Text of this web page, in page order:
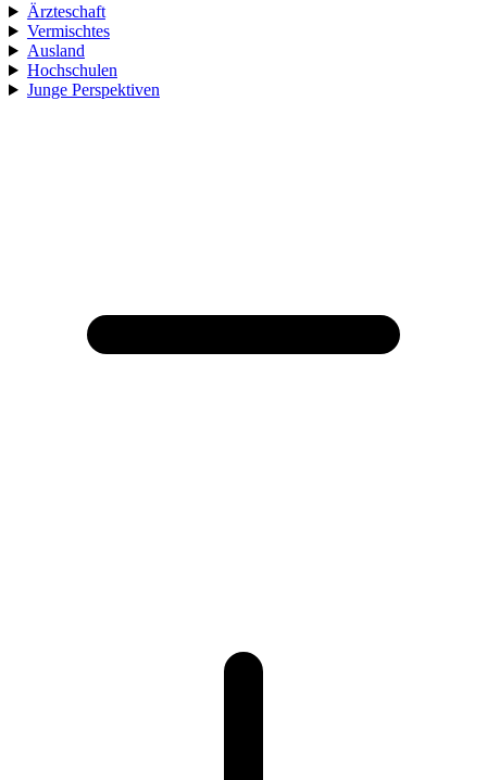
Ärzteschaft
Vermischtes
Ausland
Hochschulen
Junge Perspektiven